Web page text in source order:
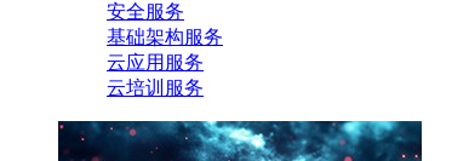
安全服务
基础架构服务
云应用服务
云培训服务